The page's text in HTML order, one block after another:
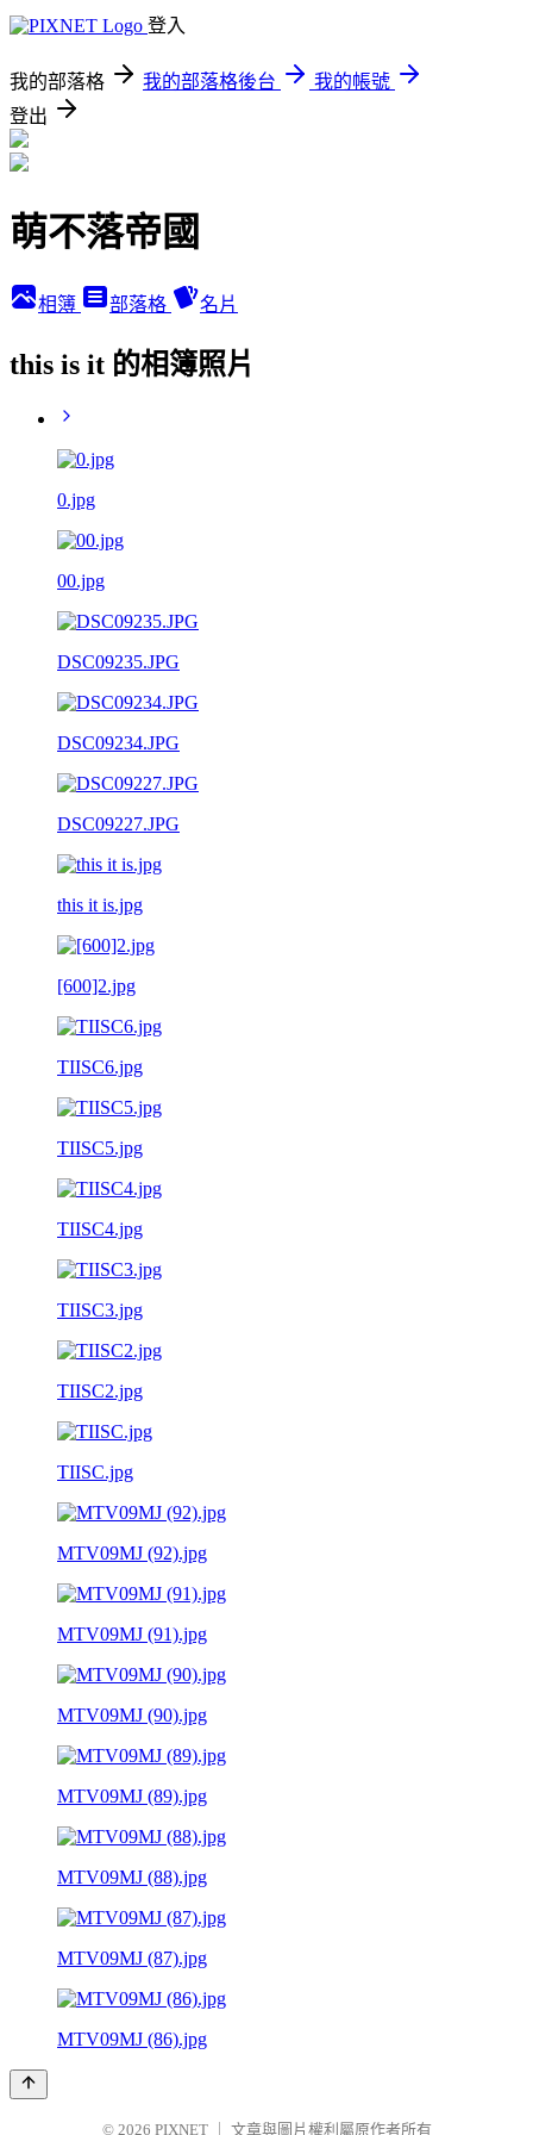
登入
我的部落格 我的部落格後台
我的帳號
登出
萌不落帝國
相簿 部落格 名片
this is it 的相簿照片
0.jpg
00.jpg
DSC09235.JPG
DSC09234.JPG
DSC09227.JPG
this it is.jpg
[600]2.jpg
TIISC6.jpg
TIISC5.jpg
TIISC4.jpg
TIISC3.jpg
TIISC2.jpg
TIISC.jpg
MTV09MJ (92).jpg
MTV09MJ (91).jpg
MTV09MJ (90).jpg
MTV09MJ (89).jpg
MTV09MJ (88).jpg
MTV09MJ (87).jpg
MTV09MJ (86).jpg
© 2026 PIXNET 文章與圖片權利屬原作者所有